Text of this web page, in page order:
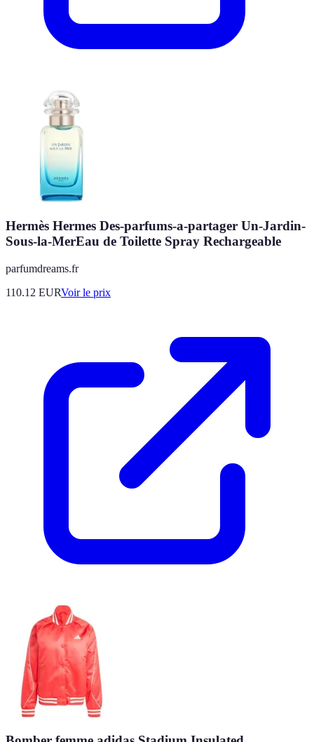
Hermès Hermes Des-parfums-a-partager Un-Jardin-
Sous-la-MerEau de Toilette Spray Rechargeable
parfumdreams.fr
110.12 EURVoir le prix